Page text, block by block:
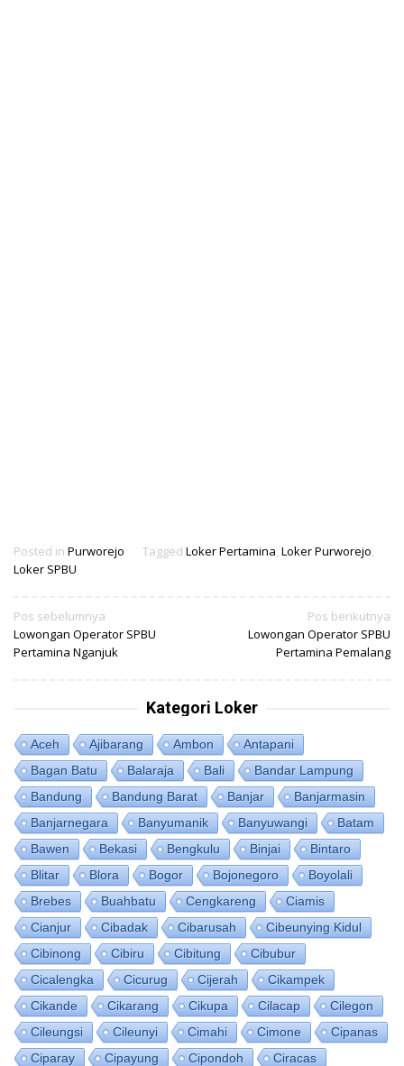
Posted in Purworejo Tagged Loker Pertamina, Loker Purworejo,
Loker SPBU
Navigasi
pos
Pos sebelumnya
Lowongan Operator SPBU
Pertamina Nganjuk
Pos berikutnya
Lowongan Operator SPBU
Pertamina Pemalang
Kategori Loker
Aceh Ajibarang Ambon
Antapani
Bagan Batu
Balaraja Bali
Bandar Lampung
Bandung
Bandung Barat Banjar
Banjarmasin
Banjarnegara
Banyumanik Banyuwangi
Batam
Bawen
Bekasi Bengkulu Binjai
Bintaro
Blitar
Blora Bogor Bojonegoro
Boyolali
Brebes
Buahbatu Cengkareng
Ciamis
Cianjur
Cibadak Cibarusah
Cibeunying Kidul
Cibinong
Cibiru Cibitung
Cibubur
Cicalengka
Cicurug Cijerah
Cikampek
Cikande
Cikarang Cikupa Cilacap
Cilegon
Cileungsi
Cileunyi Cimahi Cimone
Cipanas
Ciparay
Cipayung Cipondoh
Ciracas